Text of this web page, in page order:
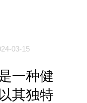
03-15
一种健
其独特